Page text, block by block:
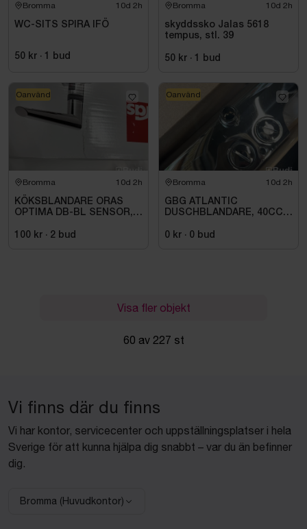
Bromma 10d 2h
WC-SITS SPIRA IFÖ
50 kr · 1 bud
Bromma 10d 2h
skyddssko Jalas 5618
tempus, stl. 39
50 kr · 1 bud
Bromma 10d 2h
KÖKSBLANDARE ORAS
OPTIMA DB-BL SENSOR,
EL. AVST.2727F
100 kr · 2 bud
Oanvänd
Bromma 10d 2h
GBG ATLANTIC
DUSCHBLANDARE, 40CC,
0 kr · 0 bud
Oanvänd
Visa fler objekt
60 av 227 st
Vi finns där du finns
Vi har kontor, servicecenter och uppställningsplatser i hela
Sverige för att kunna hjälpa dig snabbt – var du än befinner
dig.
Välj anläggning:
Bromma (Huvudkontor)